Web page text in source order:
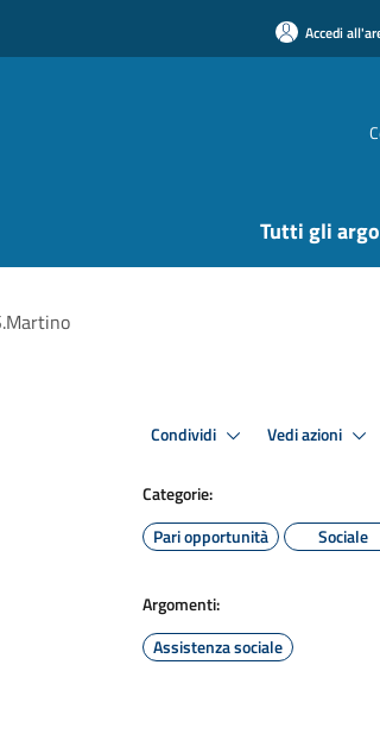
Accedi
Tutti gli
Condividi Vedi azioni
Categorie:
Pari opportunità
Sociale
Argomenti:
Assistenza sociale